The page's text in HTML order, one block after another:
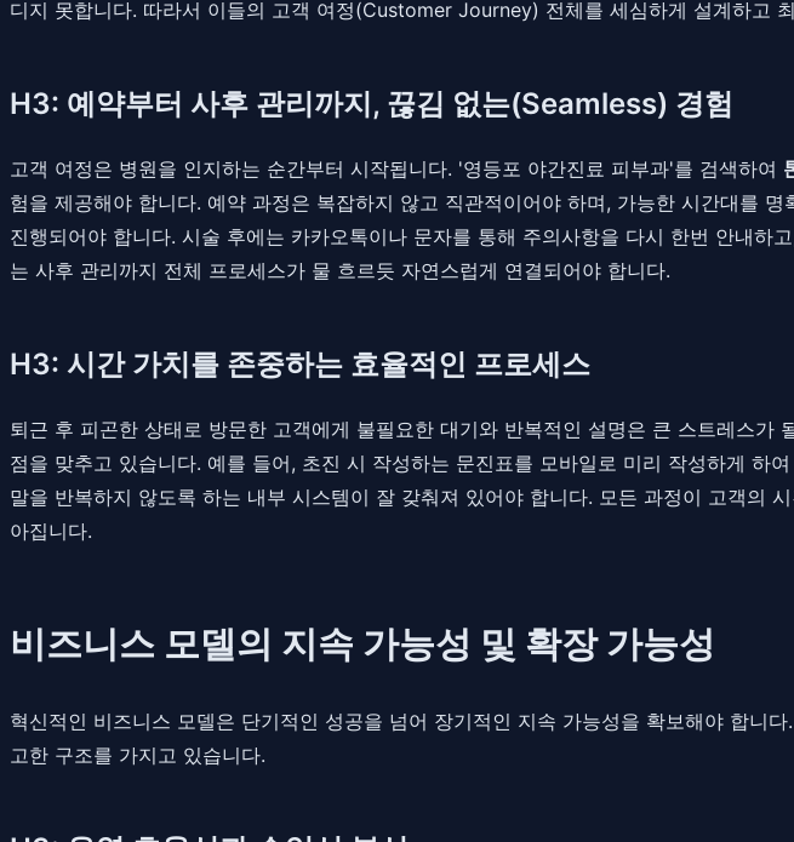
디지 못합니다. 따라서 이들의 고객 여정(Customer Journey) 전체를 세심하게 설계하고
H3: 예약부터 사후 관리까지, 끊김 없는(Seamless) 경험
고객 여정은 병원을 인지하는 순간부터 시작됩니다. '영등포 야간진료 피부과'를 검색하여
험을 제공해야 합니다. 예약 과정은 복잡하지 않고 직관적이어야 하며, 가능한 시간대를
진행되어야 합니다. 시술 후에는 카카오톡이나 문자를 통해 주의사항을 다시 한번 안내
는 사후 관리까지 전체 프로세스가 물 흐르듯 자연스럽게 연결되어야 합니다.
H3: 시간 가치를 존중하는 효율적인 프로세스
퇴근 후 피곤한 상태로 방문한 고객에게 불필요한 대기와 반복적인 설명은 큰 스트레스
점을 맞추고 있습니다. 예를 들어, 초진 시 작성하는 문진표를 모바일로 미리 작성하게
말을 반복하지 않도록 하는 내부 시스템이 잘 갖춰져 있어야 합니다. 모든 과정이 고객의
아집니다.
비즈니스 모델의 지속 가능성 및 확장 가능성
혁신적인 비즈니스 모델은 단기적인 성공을 넘어 장기적인 지속 가능성을 확보해야 합니다.
고한 구조를 가지고 있습니다.